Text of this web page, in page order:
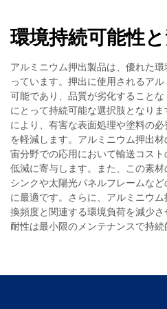
環境持続可能性
アルミニウム押出製品は、優れた
っています。押出に使用されるア
可能であり、品質が劣化すること
にとって持続可能な選択肢となり
により、有害な表面処理や塗料の
を軽減します。アルミニウム押出
宙分野での応用において輸送コス
低減に寄与します。また、この素
シンクや太陽光パネルフレームな
に最適です。さらに、アルミニウ
換頻度と関連する環境負荷を減少
耐性は最小限のメンテナンスで持続